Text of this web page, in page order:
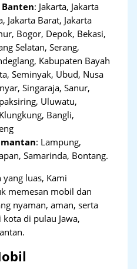
: Jakarta, Jakarta
Jakarta Barat, Jakarta
Bogor, Depok, Bekasi,
Selatan, Serang,
Kabupaten Bayah
Seminyak, Ubud, Nusa
Singaraja, Sanur,
Uluwatu,
Bangli,
: Lampung,
Samarinda, Bontang.
luas, Kami
memesan mobil dan
nyaman, aman, serta
di pulau Jawa,